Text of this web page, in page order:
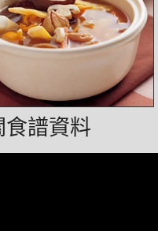
食譜資料